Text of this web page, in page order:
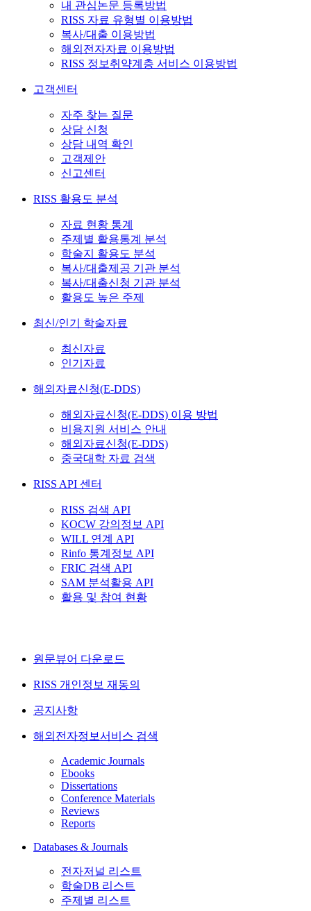
내 관심논문 등록방법
RISS 자료 유형별 이용방법
복사/대출 이용방법
해외전자자료 이용방법
RISS 정보취약계층 서비스 이용방법
고객센터
자주 찾는 질문
상담 신청
상담 내역 확인
고객제안
신고센터
RISS 활용도 분석
자료 현황 통계
주제별 활용통계 분석
학술지 활용도 분석
복사/대출제공 기관 분석
복사/대출신청 기관 분석
활용도 높은 주제
최신/인기 학술자료
최신자료
인기자료
해외자료신청(E-DDS)
해외자료신청(E-DDS) 이용 방법
비용지원 서비스 안내
해외자료신청(E-DDS)
중국대학 자료 검색
RISS API 센터
RISS 검색 API
KOCW 강의정보 API
WILL 연계 API
Rinfo 통계정보 API
FRIC 검색 API
SAM 분석활용 API
활용 및 참여 현황
원문뷰어 다운로드
RISS 개인정보 재동의
공지사항
해외전자정보서비스 검색
Academic Journals
Ebooks
Dissertations
Conference Materials
Reviews
Reports
Databases & Journals
전자저널 리스트
학술DB 리스트
주제별 리스트